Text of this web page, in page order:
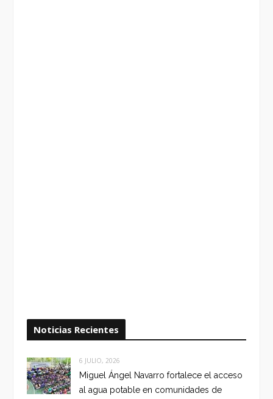
Noticias Recientes
6 JULIO, 2026
Miguel Ángel Navarro fortalece el acceso
al agua potable en comunidades de